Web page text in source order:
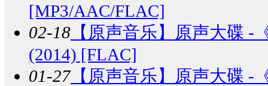
[MP3/AAC/FLAC]
02-18 【原声音乐】 原声大碟 -
(2014) [FLAC]
01-27【原声音乐】 原声大碟 -